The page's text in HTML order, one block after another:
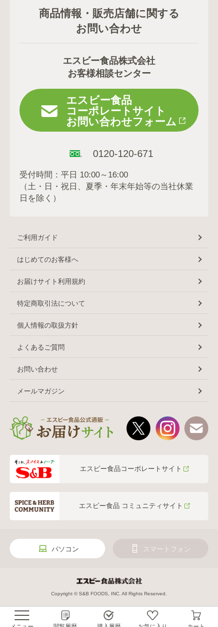
商品情報・販売店舗に関する
お問い合わせ
エスビー食品株式会社
お客様相談センター
エスビー食品
コーポレートサイト
お問い合わせフォーム
0120-120-671
受付時間：平日 10:00～16:00
（土・日・祝日、夏季・年末年始等の当社休業
日を除く）
ご利用ガイド
はじめてのお客様へ
お届けサイト利用規約
特定商取引法について
個人情報の取扱方針
よくあるご質問
お問い合わせ
メールマガジン
エスビー食品コーポレートサイト
エスビー食品 コミュニティサイト
パソコン スマートフォン
Copyright © S&B FOODS, INC. All Rights Reserved.